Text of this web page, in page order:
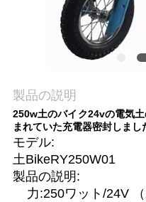
達
に
連
絡
製品の説明
250w土のバイク24vの電気
まれていた充電器密封しまし
モデル:
土BikeRY250W01
製品の説明:
力:250ワット/24V （